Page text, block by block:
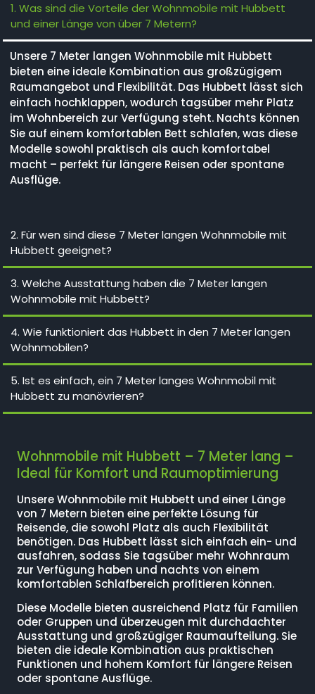
1. Was sind die Vorteile der Wohnmobile mit Hubbett
und einer Länge von über 7 Metern?
Unsere 7 Meter langen Wohnmobile mit Hubbett
bieten eine ideale Kombination aus großzügigem
Raumangebot und Flexibilität. Das Hubbett lässt sich
einfach hochklappen, wodurch tagsüber mehr Platz
im Wohnbereich zur Verfügung steht. Nachts können
Sie auf einem komfortablen Bett schlafen, was diese
Modelle sowohl praktisch als auch komfortabel
macht – perfekt für längere Reisen oder spontane
Ausflüge.
2. Für wen sind diese 7 Meter langen Wohnmobile mit
Hubbett geeignet?
3. Welche Ausstattung haben die 7 Meter langen
Wohnmobile mit Hubbett?
4. Wie funktioniert das Hubbett in den 7 Meter langen
Wohnmobilen?
5. Ist es einfach, ein 7 Meter langes Wohnmobil mit
Hubbett zu manövrieren?
Wohnmobile mit Hubbett – 7 Meter lang –
Ideal für Komfort und Raumoptimierung
Unsere Wohnmobile mit Hubbett und einer Länge
von 7 Metern bieten eine perfekte Lösung für
Reisende, die sowohl Platz als auch Flexibilität
benötigen. Das Hubbett lässt sich einfach ein- und
ausfahren, sodass Sie tagsüber mehr Wohnraum
zur Verfügung haben und nachts von einem
komfortablen Schlafbereich profitieren können.
Diese Modelle bieten ausreichend Platz für Familien
oder Gruppen und überzeugen mit durchdachter
Ausstattung und großzügiger Raumaufteilung. Sie
bieten die ideale Kombination aus praktischen
Funktionen und hohem Komfort für längere Reisen
oder spontane Ausflüge.